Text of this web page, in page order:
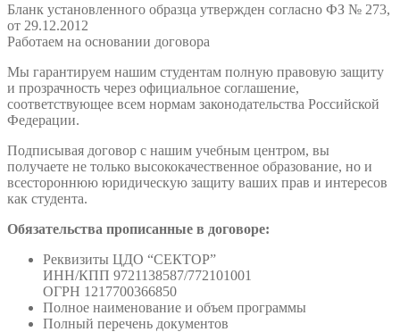
Бланк установленного образца утвержден согласно ФЗ № 273,
от 29.12.2012
Работаем на основании договора
Мы гарантируем нашим студентам полную правовую защиту
и прозрачность через официальное соглашение,
соответствующее всем нормам законодательства Российской
Федерации.
Подписывая договор с нашим учебным центром, вы
получаете не только высококачественное образование, но и
всестороннюю юридическую защиту ваших прав и интересов
как студента.
Обязательства прописанные в договоре:
Реквизиты ЦДО “СЕКТОР”
ИНН/КПП 9721138587/772101001
ОГРН 1217700366850
Полное наименование и объем программы
Полный перечень документов